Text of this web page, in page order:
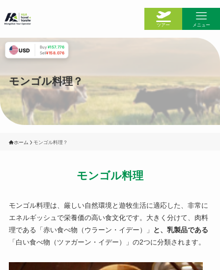
今日のH＆A
私たちのチーム
ツアー一覧
ウランバートル
鉄道の切符
国内航空券販売
ツアー メニュー
モンゴル料理？
ホーム モンゴル料理？
モンゴル料理
モンゴル料理は、厳しい自然環境と遊牧生活に適応した、非常に
エネルギッシュで栄養価の高い食文化です。大きく分けて、肉料
理である「赤い食べ物（ウラーン・イデー）」
と、乳製品である
「白い食べ物（ツァガーン・イデー）」の2つに分類されます。
USD Buy ¥157.776
Sell¥158.076